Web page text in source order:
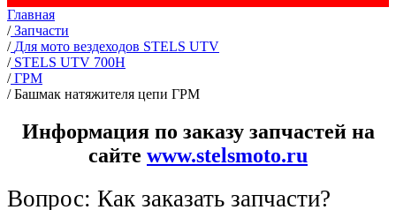
Главная
/ Запчасти
/ Для мото вездеходов STELS UTV
/ STELS UTV 700H
/ ГРМ
/Башмак натяжителя цепи ГРМ
Информация по заказу запчастей на
сайте www.stelsmoto.ru
Вопрос: Как заказать запчасти?